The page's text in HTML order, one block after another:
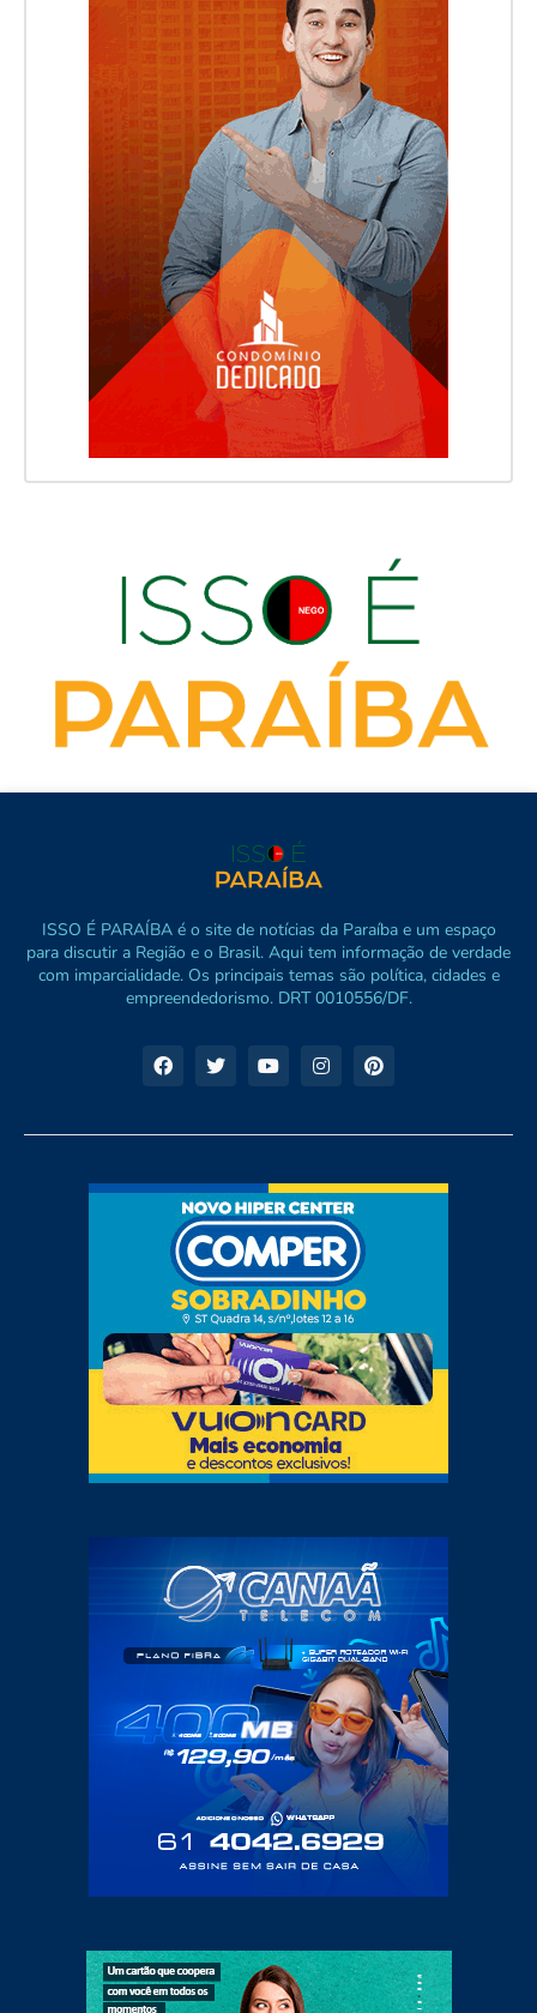
ISSO É PARAÍBA é o site de notícias da Paraíba e um espaço
para discutir a Região e o Brasil. Aqui tem informação de verdade
com imparcialidade. Os principais temas são política, cidades e
empreendedorismo. DRT 0010556/DF.